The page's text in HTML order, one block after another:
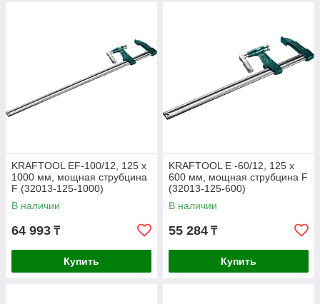
KRAFTOOL EF-100/12, 125 х
1000 мм, мощная струбцина
F (32013-125-1000)
В наличии
64 993 ₸
Купить
KRAFTOOL E -60/12, 125 х
600 мм, мощная струбцина F
(32013-125-600)
В наличии
55 284 ₸
Купить